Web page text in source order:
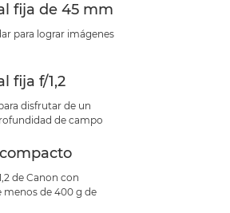
fija de 45 mm
para lograr imágenes
fija f/1,2
disfrutar de un
de campo
de Canon con
de 400 g de